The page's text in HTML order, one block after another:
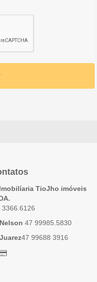
Imobilíaria TioJho imóveis
3366.6126
Nelson 47 99985.5830
Juarez47 99688 3916